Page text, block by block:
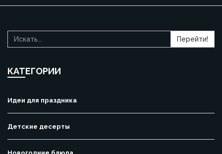
Перейти!
КАТЕГОРИИ
Идеи для праздника
Детские десерты